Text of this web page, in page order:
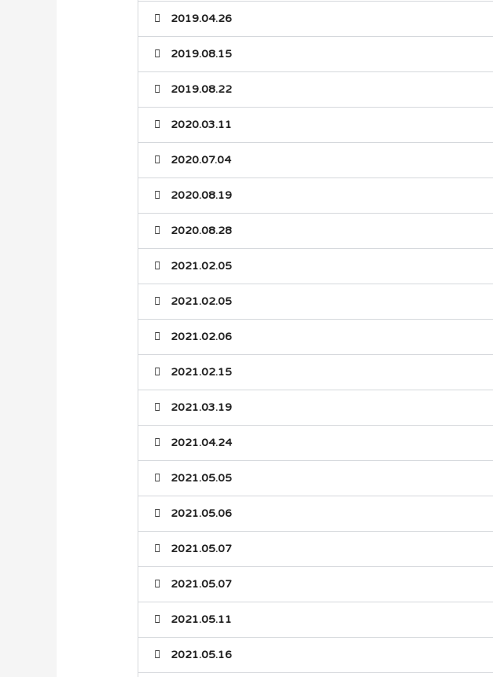
2019.04.26
2019.08.15
2019.08.22
2020.03.11
2020.07.04
2020.08.19
2020.08.28
2021.02.05
2021.02.05
2021.02.06
2021.02.15
2021.03.19
2021.04.24
2021.05.05
2021.05.06
2021.05.07
2021.05.07
2021.05.11
2021.05.16